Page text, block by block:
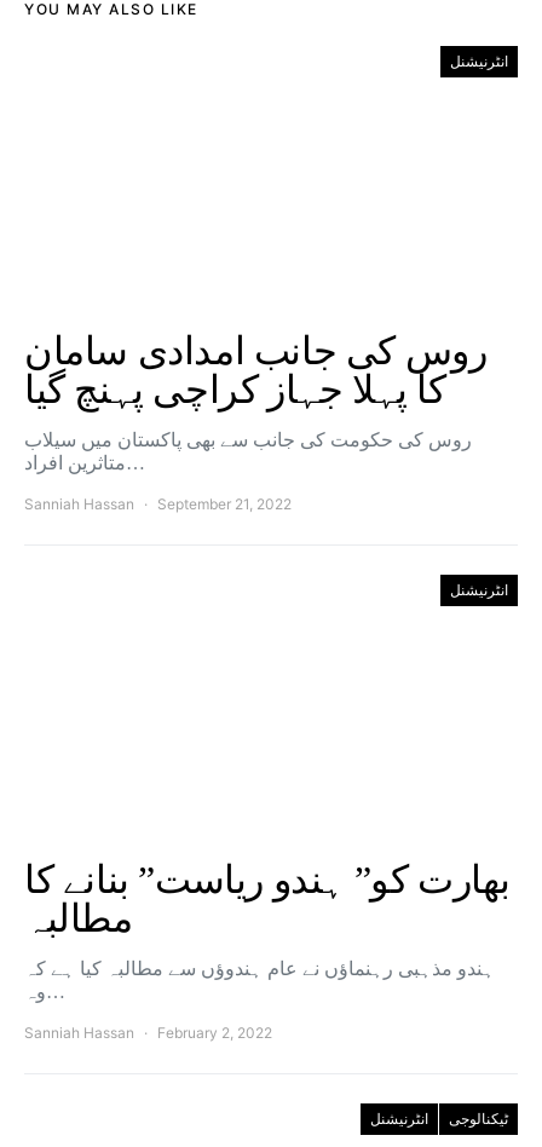
YOU MAY ALSO LIKE
انٹرنیشنل
روس کی جانب امدادی سامان
کا پہلا جہاز کراچی پہنچ گیا
روس کی حکومت کی جانب سے بھی پاکستان میں سیلاب
متاثرین افراد…
Sanniah Hassan September 21, 2022
انٹرنیشنل
بھارت کو” ہندو ریاست” بنانے کا
مطالبہ
ہندو مذہبی رہنماؤں نے عام ہندوؤں سے مطالبہ کیا ہے کہ
وہ…
Sanniah Hassan February 2, 2022
انٹرنیشنل ٹیکنالوجی